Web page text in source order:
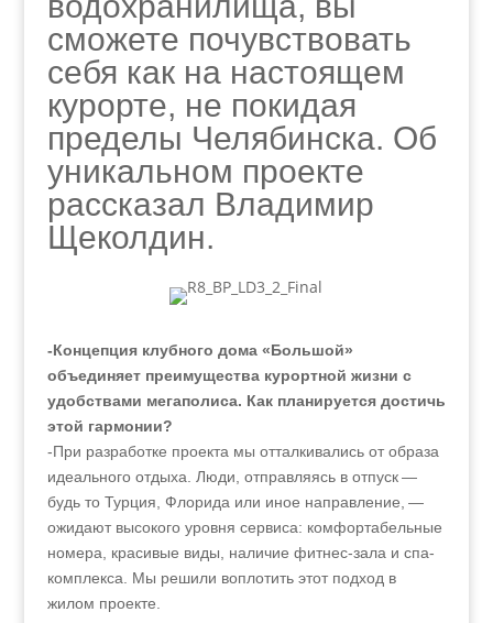
сможете почувствовать
себя как на настоящем
курорте, не покидая
пределы Челябинска. Об
уникальном проекте
рассказал Владимир
Щеколдин.
-Концепция клубного дома «Большой»
объединяет преимущества курортной жизни с
удобствами мегаполиса. Как планируется достичь
этой гармонии?
-При разработке проекта мы отталкивались от образа
идеального отдыха. Люди, отправляясь в отпуск —
будь то Турция, Флорида или иное направление, —
ожидают высокого уровня сервиса: комфортабельные
номера, красивые виды, наличие фитнес-зала и спа-
комплекса. Мы решили воплотить этот подход в
жилом проекте.